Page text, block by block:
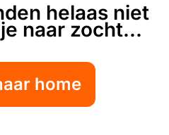
helaas niet
naar zocht...
home